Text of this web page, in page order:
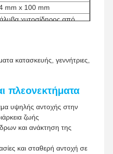
mm x 100 mm
χυτοσίδηρος από
Union, T/T
κατασκευής, γεννήτριες,
πλεονεκτήματα
υψηλής αντοχής στην
ζωής
και ανάκτηση της
και σταθερή αντοχή σε